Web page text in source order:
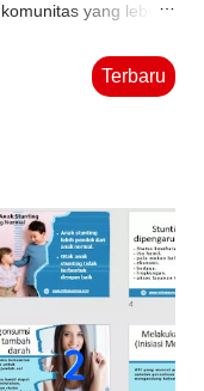
yang lebih
penyuluhan
kita. Menurut data
dari penyakit dapat
kebiasaan sehat,
kesehatan.
kunci dalam
Terbaru